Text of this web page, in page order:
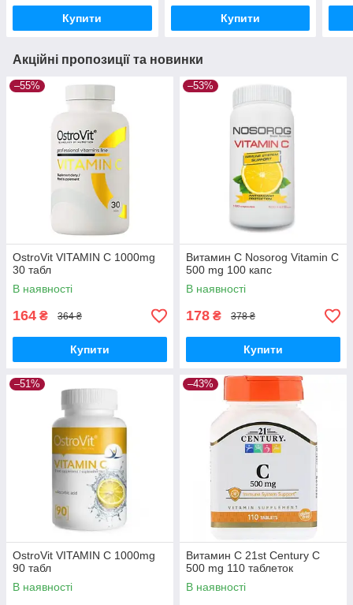
Купити Купити
Акційні пропозиції та новинки
–55%
OstroVit VITAMIN C 1000mg
30 табл
В наявності
164 ₴ 364 ₴
Купити
–53%
Витамин C Nosorog Vitamin C
500 mg 100 капс
В наявності
178 ₴ 378 ₴
Купити
–51%
OstroVit VITAMIN C 1000mg
90 табл
В наявності
–43%
Витамин C 21st Century C
500 mg 110 таблеток
В наявності